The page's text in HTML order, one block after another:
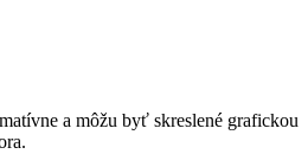
a môžu byť skreslené grafickou